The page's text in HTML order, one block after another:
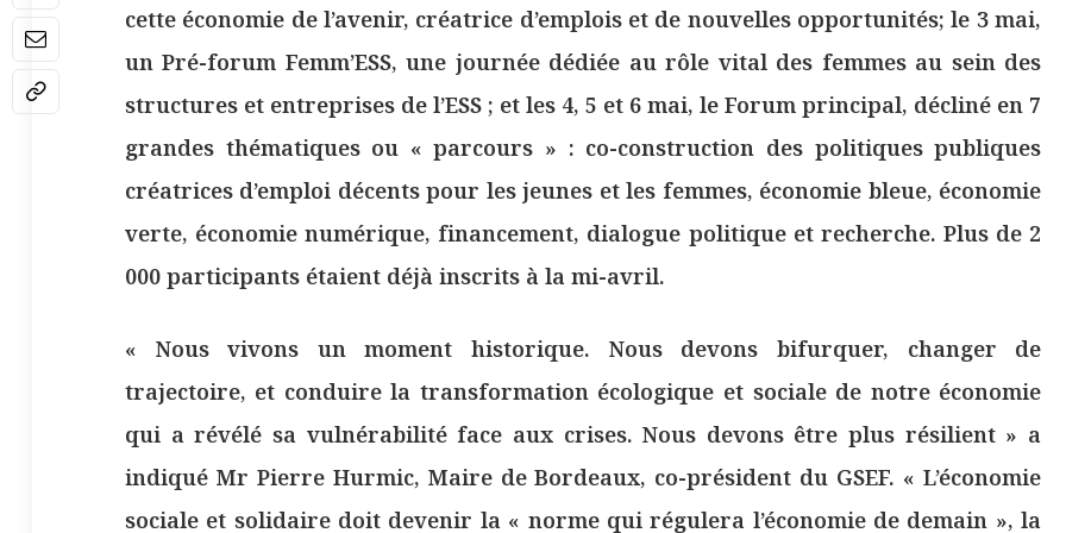
cette économie de l’avenir, créatrice d’emplois et de nouvelles opportunités; le 3 mai,
un Pré-forum Femm’ESS, une journée dédiée au rôle vital des femmes au sein des
structures et entreprises de l’ESS ; et les 4, 5 et 6 mai, le Forum principal, décliné en 7
grandes thématiques ou « parcours » : co-construction des politiques publiques
créatrices d’emploi décents pour les jeunes et les femmes, économie bleue, économie
verte, économie numérique, financement, dialogue politique et recherche. Plus de 2
000 participants étaient déjà inscrits à la mi-avril.
« Nous vivons un moment historique. Nous devons bifurquer, changer de
trajectoire, et conduire la transformation écologique et sociale de notre économie
qui a révélé sa vulnérabilité face aux crises. Nous devons être plus résilient » a
indiqué Mr Pierre Hurmic, Maire de Bordeaux, co-président du GSEF. « L’économie
sociale et solidaire doit devenir la « norme qui régulera l’économie de demain », la